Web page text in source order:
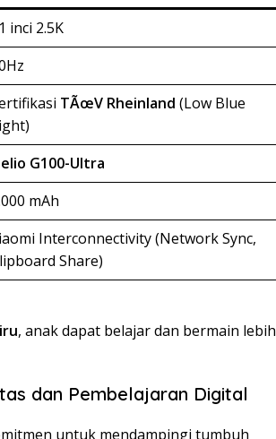
inci 2.5K
TÃœV Rheinland (Low Blue
G100-Ultra
mAh
Interconnectivity (Network Sync,
Share)
, anak dapat belajar dan bermain lebih
dan Pembelajaran Digital
untuk mendampingi tumbuh